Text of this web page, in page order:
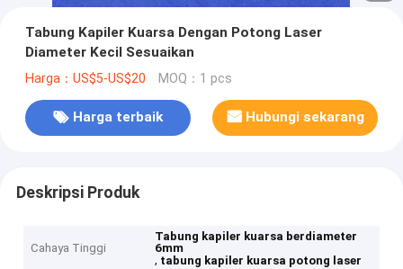
Tabung Kapiler Kuarsa Dengan Potong Laser
Diameter Kecil Sesuaikan
Harga：US$5-US$20 MOQ：1 pcs
Harga terbaik Hubungi sekarang
Deskripsi Produk
Cahaya Tinggi
Tabung kapiler kuarsa berdiameter
6mm
, tabung kapiler kuarsa potong laser